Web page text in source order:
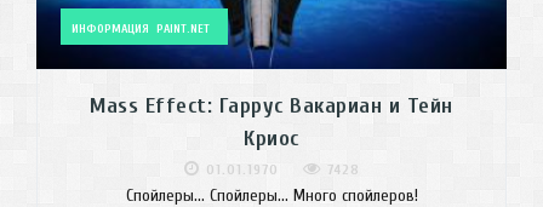
ИНФОРМАЦИЯ PAINT.NET
Mass Effect: Гаррус Вакариан и Тейн
Криос
01.01.1970 7428
Спойлеры... Спойлеры... Много спойлеров!